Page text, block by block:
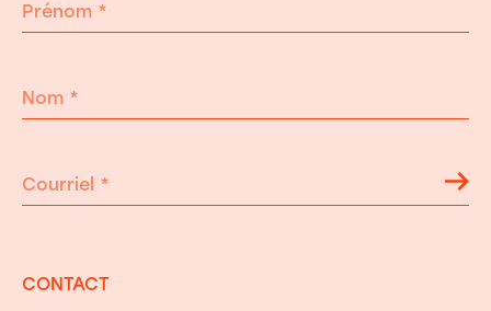
Prénom *
Nom *
Courriel *
CONTACT